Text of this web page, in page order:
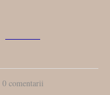
0 comentarii